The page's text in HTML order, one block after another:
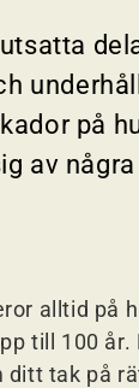
på
av
alltid på
till 100
ditt tak på